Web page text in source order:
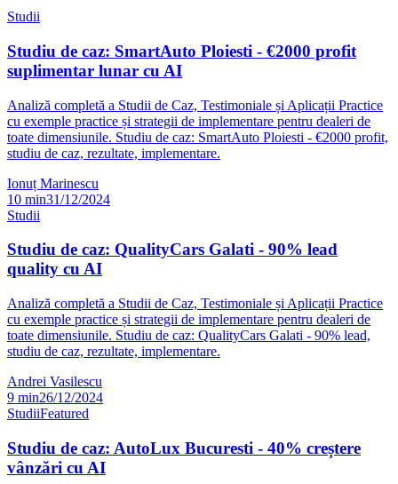
Studii
Studiu de caz: SmartAuto Ploiesti - €2000 profit
suplimentar lunar cu AI
Analiză completă a Studii de Caz, Testimoniale și Aplicații Practice
cu exemple practice și strategii de implementare pentru dealeri de
toate dimensiunile. Studiu de caz: SmartAuto Ploiesti - €2000 profit,
studiu de caz, rezultate, implementare.
Ionuț Marinescu
10 min31/12/2024
Studii
Studiu de caz: QualityCars Galati - 90% lead
quality cu AI
Analiză completă a Studii de Caz, Testimoniale și Aplicații Practice
cu exemple practice și strategii de implementare pentru dealeri de
toate dimensiunile. Studiu de caz: QualityCars Galati - 90% lead,
studiu de caz, rezultate, implementare.
Andrei Vasilescu
9 min26/12/2024
StudiiFeatured
Studiu de caz: AutoLux Bucuresti - 40% creștere
vânzări cu AI